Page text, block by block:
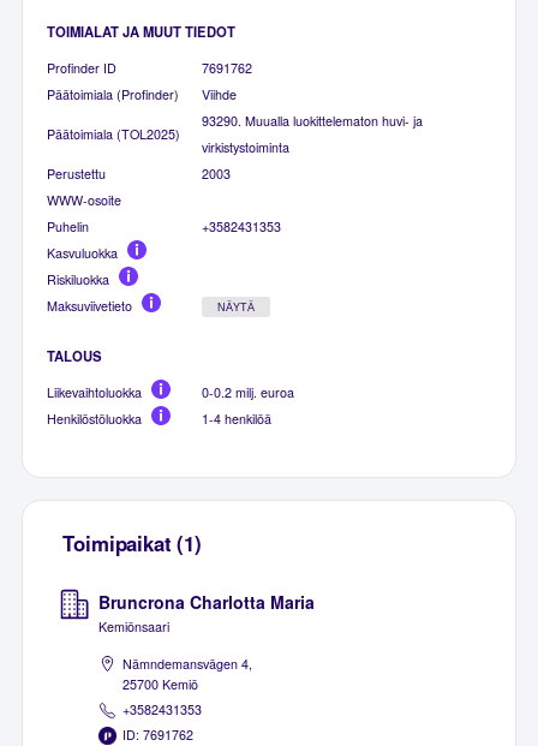
TOIMIALAT JA MUUT TIEDOT
Profinder ID
7691762
Päätoimiala (Profinder)
Viihde
Päätoimiala (TOL2025)
93290. Muualla luokittelematon huvi- ja
virkistystoiminta
Perustettu
2003
WWW-osoite
Puhelin
+3582431353
Kasvuluokka
Riskiluokka
Maksuviivetieto
NÄYTÄ
TALOUS
Liikevaihtoluokka
0-0.2 milj. euroa
Henkilöstöluokka
1-4 henkilöä
Toimipaikat (1)
Bruncrona Charlotta Maria
Kemiönsaari
Nämndemansvägen 4,
25700 Kemiö
+3582431353
ID: 7691762